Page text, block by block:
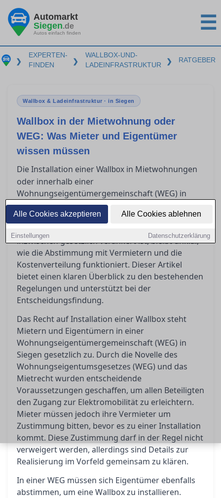
Alle Cookies akzeptieren Alle Cookies ablehnen
Einstellungen Datenschutzerklärung
Automarkt
Siegen.de
Autos einfach finden ☰
❯
EXPERTEN-
FINDEN
❯
WALLBOX-UND-
LADEINFRASTRUKTUR
❯ RATGEBER
Wallbox & Ladeinfrastruktur · in Siegen
Wallbox in der Mietwohnung oder
WEG: Was Mieter und Eigentümer
wissen müssen
Die Installation einer Wallbox in Mietwohnungen
oder innerhalb einer
Wohnungseigentümergemeinschaft (WEG) in
Siegen wirft viele rechtliche und technische
Fragen für Mieter und Eigentümer auf. Während
inzwischen gesetzlich verankert ist, bleibt unklar,
wie die Abstimmung mit Vermietern und die
Kostenverteilung funktioniert. Dieser Artikel
bietet einen klaren Überblick zu den bestehenden
Regelungen und unterstützt bei der
Entscheidungsfindung.
Das Recht auf Installation einer Wallbox steht
Mietern und Eigentümern in einer
Wohnungseigentümergemeinschaft (WEG) in
Siegen gesetzlich zu. Durch die Novelle des
Wohnungseigentumsgesetzes (WEG) und das
Mietrecht wurden entscheidende
Voraussetzungen geschaffen, um allen Beteiligten
den Zugang zur Elektromobilität zu erleichtern.
Mieter müssen jedoch ihre Vermieter um
Zustimmung bitten, bevor es zu einer Installation
kommt. Diese Zustimmung darf in der Regel nicht
verweigert werden, allerdings sind Details zur
Realisierung im Vorfeld gemeinsam zu klären.
In einer WEG müssen sich Eigentümer ebenfalls
abstimmen, um eine Wallbox zu installieren.